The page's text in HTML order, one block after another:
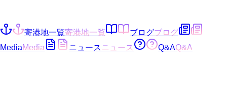
寄港地一覧寄港地一覧 ブログブログ
MediaMedia ニュース ニュース Q&AQ&A